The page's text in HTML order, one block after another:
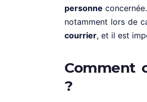
personne
notamment lors de
courrier, et il est
Comment
?